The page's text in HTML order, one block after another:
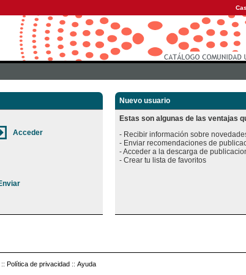
Nuevo usuario
Estas son algunas de las ventajas
- Recibir información sobre
- Enviar recomendaciones de
- Acceder a la descarga de
:: Política de privacidad :: Ayuda